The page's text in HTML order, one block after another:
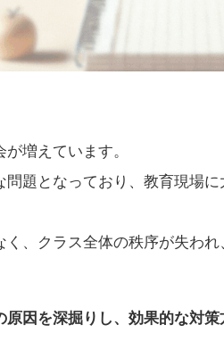
増えています。
題となっており、教育現場に
、クラス全体の秩序が失われ
因を深掘りし、効果的な対策